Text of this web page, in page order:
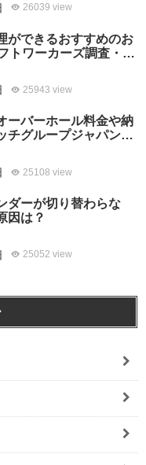
26039 view
ができるおすすめのお
トワーカーズ調査・
25943 view
ーバーホール料金や納
チグループジャパンと
25108 view
ダーが切り替わらな
因は？
25052 view